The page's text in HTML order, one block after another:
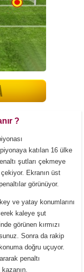
?
katılan 16 ülke
şutları çekmeye
çekiyor. Ekranın üst
görünüyor.
ve yatay konumlarını
kaleye şut
görünen kırmızı
Sonra da rakip
doğru uçuyor.
penaltı